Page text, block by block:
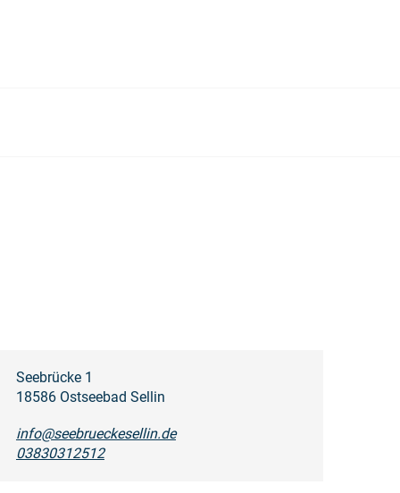
Seebrücke 1
18586 Ostseebad Sellin
info@seebrueckesellin.de
03830312512